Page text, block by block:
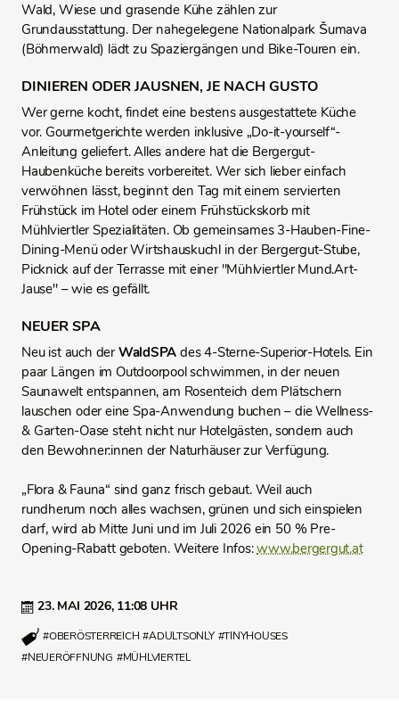
23. MAI 2026, 11:08 UHR
#OBERÖSTERREICH #ADULTSONLY #TINYHOUSES
#NEUERÖFFNUNG #MÜHLVIERTEL
Wald, Wiese und grasende Kühe zählen zur
Grundausstattung. Der nahegelegene Nationalpark Šumava
(Böhmerwald) lädt zu Spaziergängen und Bike-Touren ein.
DINIEREN ODER JAUSNEN, JE NACH GUSTO
Wer gerne kocht, findet eine bestens ausgestattete Küche
vor. Gourmetgerichte werden inklusive „Do-it-yourself“-
Anleitung geliefert. Alles andere hat die Bergergut-
Haubenküche bereits vorbereitet. Wer sich lieber einfach
verwöhnen lässt, beginnt den Tag mit einem servierten
Frühstück im Hotel oder einem Frühstückskorb mit
Mühlviertler Spezialitäten. Ob gemeinsames 3-Hauben-Fine-
Dining-Menü oder Wirtshauskuchl in der Bergergut-Stube,
Picknick auf der Terrasse mit einer "Mühlviertler Mund.Art-
Jause" – wie es gefällt.
NEUER SPA
Neu ist auch derWaldSPA des 4-Sterne-Superior-Hotels. Ein
paar Längen im Outdoorpool schwimmen, in der neuen
Saunawelt entspannen, am Rosenteich dem Plätschern
lauschen oder eine Spa-Anwendung buchen – die Wellness-
& Garten-Oase steht nicht nur Hotelgästen, sondern auch
den Bewohner:innen der Naturhäuser zur Verfügung.
„Flora & Fauna“ sind ganz frisch gebaut. Weil auch
rundherum noch alles wachsen, grünen und sich einspielen
darf, wird ab Mitte Juni und im Juli 2026 ein 50 % Pre-
Opening-Rabatt geboten. Weitere Infos:www.bergergut.at